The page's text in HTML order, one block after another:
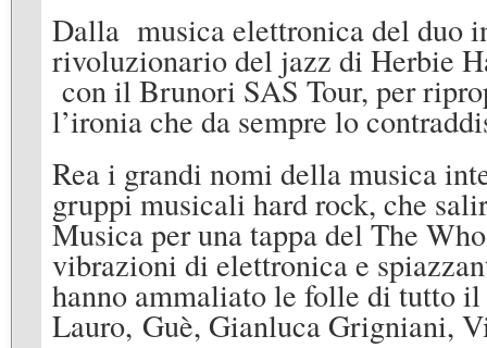
Dalla musica elettronica del duo
rivoluzionario del jazz di Herbie
con il Brunori SAS Tour, per
l’ironia che da sempre lo
Rea i grandi nomi della musica
gruppi musicali hard rock, che
Musica per una tappa del The
vibrazioni di elettronica e
hanno ammaliato le folle di tutto
Lauro, Guè, Gianluca Grigniani,